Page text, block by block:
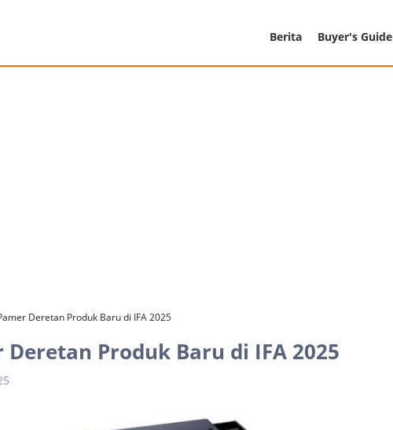
Berita Buyer's Guide
Deretan Produk Baru di IFA 2025
Deretan Produk Baru di IFA 2025